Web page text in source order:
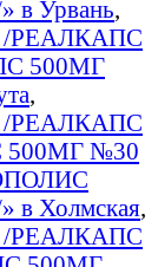
Урвань,
РЕАЛКАПС
500МГ
,
РЕАЛКАПС
№30
Холмская,
РЕАЛКАПС